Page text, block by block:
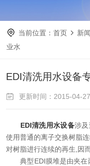
当前位置：首页 新
业水
EDI清洗用水设备
更新时间：2015-04-27
EDI清洗用水设备涉
使用普通的离子交换树脂
对树脂进行连续的再生,因
典型EDI膜堆是由夹在